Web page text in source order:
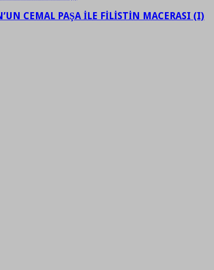
CEMAL PAŞA İLE FİLİSTİN MACERASI (I)